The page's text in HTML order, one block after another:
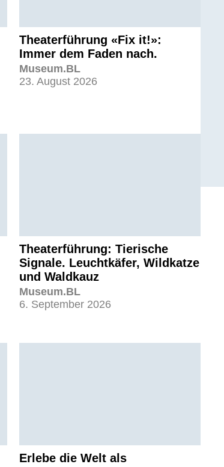
Theaterführung «Fix it!»:
Immer dem Faden nach.
Museum.BL
23. August 2026
Theaterführung: Tierische
Signale. Leuchtkäfer, Wildkatze
und Waldkauz
Museum.BL
6. September 2026
Erlebe die Welt als